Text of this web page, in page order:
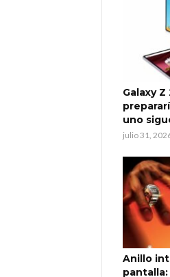
Galaxy
uno
julio 31,
Anillo